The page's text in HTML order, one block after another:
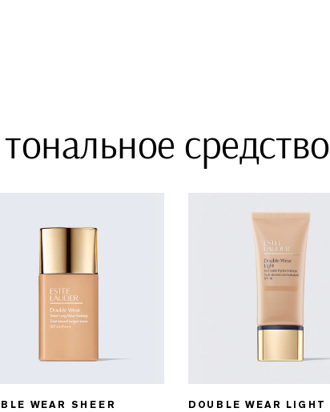
средство
WEAR SHEER
DOUBLE WEAR LIGHT